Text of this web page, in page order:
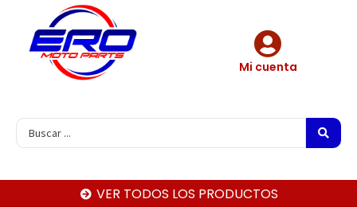
Mi cuenta
VER TODOS LOS PRODUCTOS